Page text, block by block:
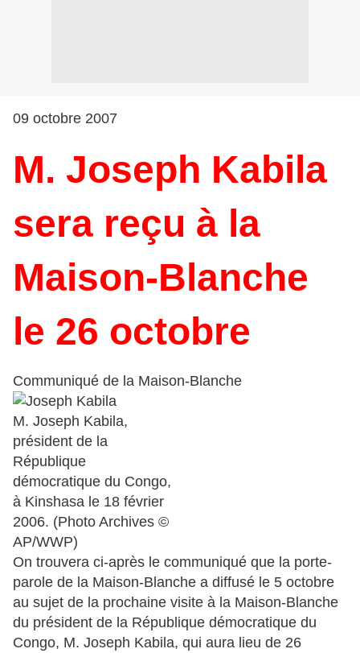
09 octobre 2007
M. Joseph Kabila
sera reçu à la
Maison-Blanche
le 26 octobre
Communiqué de la Maison-Blanche
M. Joseph Kabila,
président de la
République
démocratique du Congo,
à Kinshasa le 18 février
2006. (Photo Archives ©
AP/WWP)
On trouvera ci-après le communiqué que la porte-
parole de la Maison-Blanche a diffusé le 5 octobre
au sujet de la prochaine visite à la Maison-Blanche
du président de la République démocratique du
Congo, M. Joseph Kabila, qui aura lieu de 26